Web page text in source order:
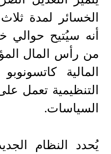
الخسائر لمدة
أنه سيُتيح حوالي
من رأس المال
المالية
التنظيمية تعمل
السياسات.
يُحدد النظام